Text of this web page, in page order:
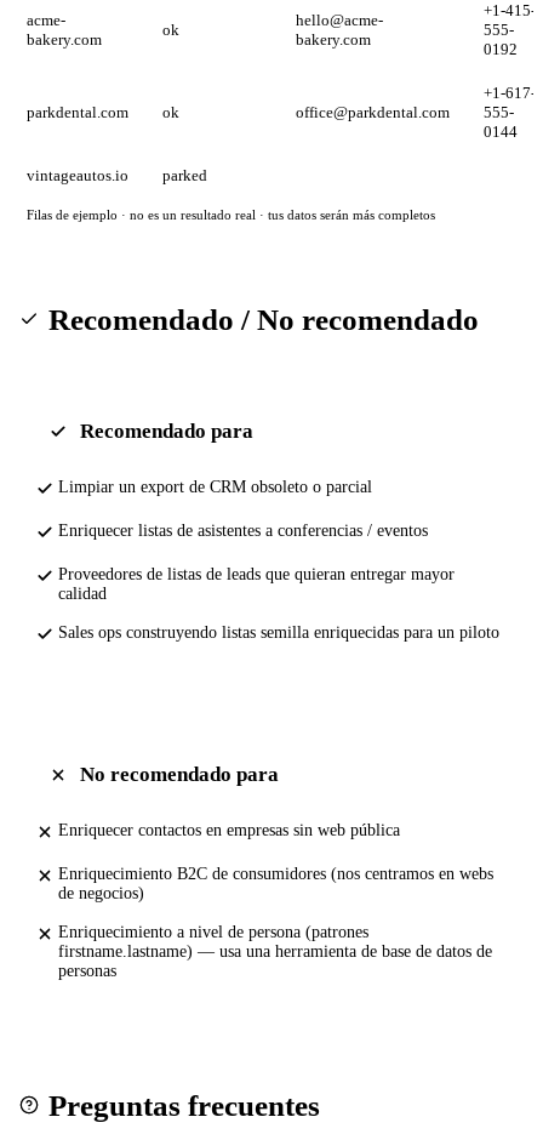
acme-
bakery.com
ok
hello@acme-
bakery.com
+1-415-
555-
0192
parkdental.com ok office@parkdental.com
+1-617-
555-
0144
vintageautos.io parked
Filas de ejemplo · no es un resultado real · tus datos serán más completos
Recomendado / No recomendado
Recomendado para
Limpiar un export de CRM obsoleto o parcial
Enriquecer listas de asistentes a conferencias / eventos
Proveedores de listas de leads que quieran entregar mayor
calidad
Sales ops construyendo listas semilla enriquecidas para un piloto
No recomendado para
Enriquecer contactos en empresas sin web pública
Enriquecimiento B2C de consumidores (nos centramos en webs
de negocios)
Enriquecimiento a nivel de persona (patrones
firstname.lastname) — usa una herramienta de base de datos de
personas
Preguntas frecuentes